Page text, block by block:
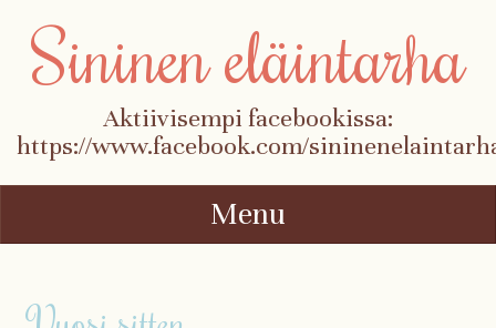
Sininen eläintarha
Aktiivisempi facebookissa:
https://www.facebook.com/
Menu